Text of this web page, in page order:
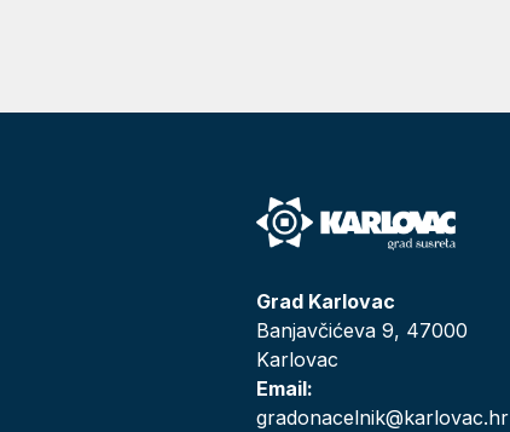
Grad Karlovac
Banjavčićeva 9, 47000
Karlovac
Email:
gradonacelnik@karlovac.hr